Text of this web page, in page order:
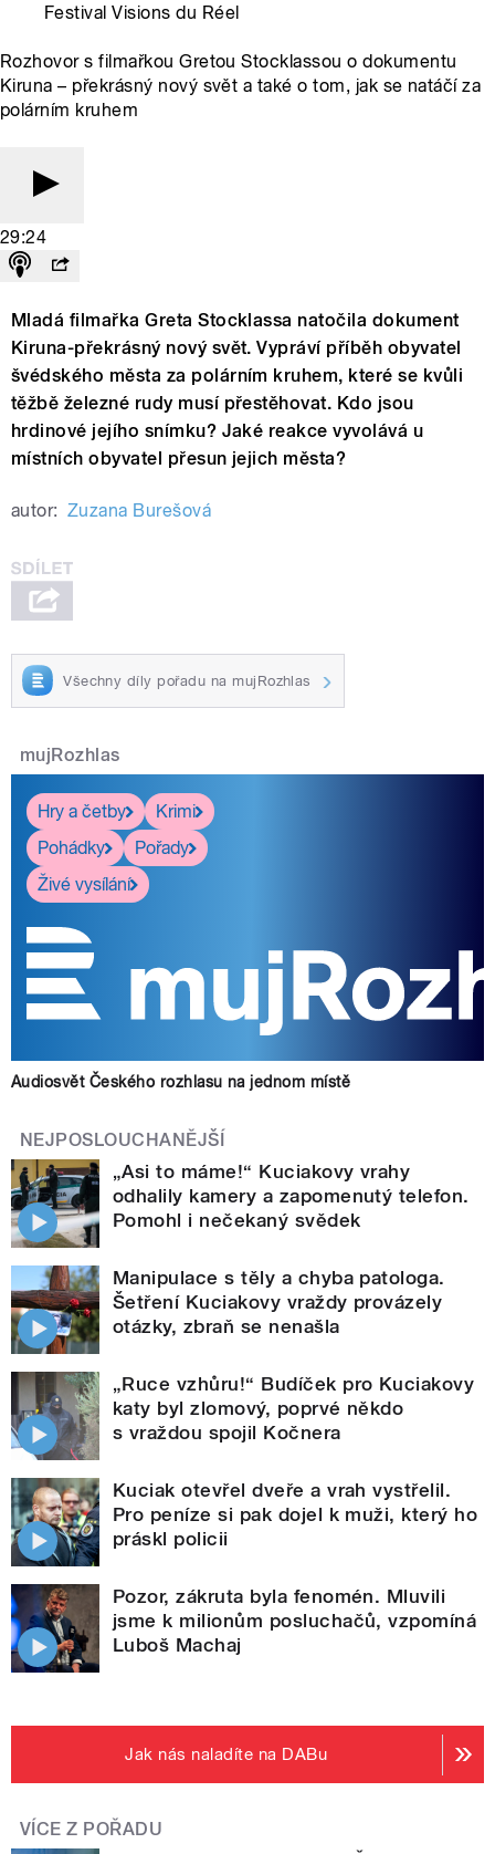
Festival Visions du Réel
Rozhovor s filmařkou Gretou Stocklassou o dokumentu
Kiruna – překrásný nový svět a také o tom, jak se natáčí za
polárním kruhem
29:24
Mladá filmařka Greta Stocklassa natočila dokument
Kiruna-překrásný nový svět. Vypráví příběh obyvatel
švédského města za polárním kruhem, které se kvůli
těžbě železné rudy musí přestěhovat. Kdo jsou
hrdinové jejího snímku? Jaké reakce vyvolává u
místních obyvatel přesun jejich města?
autor: Zuzana Burešová
Všechny díly pořadu na mujRozhlas
mujRozhlas
Hry a četby
Krimi
Pohádky
Pořady
Živé vysílání
Audiosvět Českého rozhlasu na jednom místě
NEJPOSLOUCHANĚJŠÍ
„Asi to máme!“ Kuciakovy vrahy
odhalily kamery a zapomenutý telefon.
Pomohl i nečekaný svědek
Manipulace s těly a chyba patologa.
Šetření Kuciakovy vraždy provázely
otázky, zbraň se nenašla
„Ruce vzhůru!“ Budíček pro Kuciakovy
katy byl zlomový, poprvé někdo
s vraždou spojil Kočnera
Kuciak otevřel dveře a vrah vystřelil.
Pro peníze si pak dojel k muži, který ho
práskl policii
Pozor, zákruta byla fenomén. Mluvili
jsme k milionům posluchačů, vzpomíná
Luboš Machaj
Jak nás naladíte na DABu
VÍCE Z POŘADU